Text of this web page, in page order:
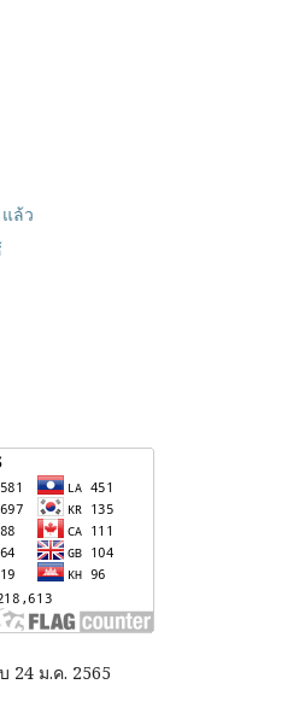
ล้ว
24 ม.ค. 2565